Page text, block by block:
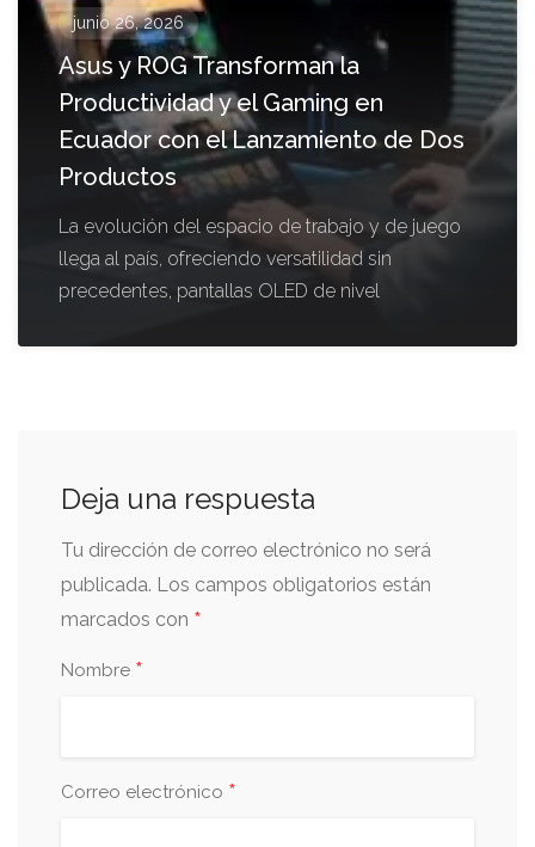
junio 26, 2026
Asus y ROG Transforman la
Productividad y el Gaming en
Ecuador con el Lanzamiento de Dos
Productos
La evolución del espacio de trabajo y de juego
llega al país, ofreciendo versatilidad sin
precedentes, pantallas OLED de nivel
Deja una respuesta
Tu dirección de correo electrónico no será
publicada. Los campos obligatorios están
marcados con *
Nombre *
Correo electrónico *